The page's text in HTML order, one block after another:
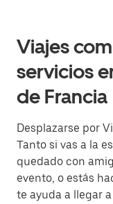
Viajes
servicios
de Francia
Desplazarse por
Tanto si vas a la
quedado con
evento, o estás
te ayuda a llegar